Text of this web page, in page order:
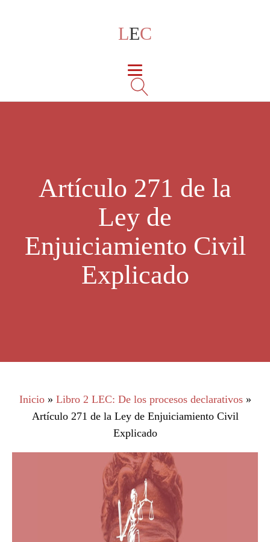
LEC
Artículo 271 de la
Ley de
Enjuiciamiento Civil
Explicado
Inicio» Libro 2 LEC: De los procesos declarativos»
Artículo 271 de la Ley de Enjuiciamiento Civil
Explicado